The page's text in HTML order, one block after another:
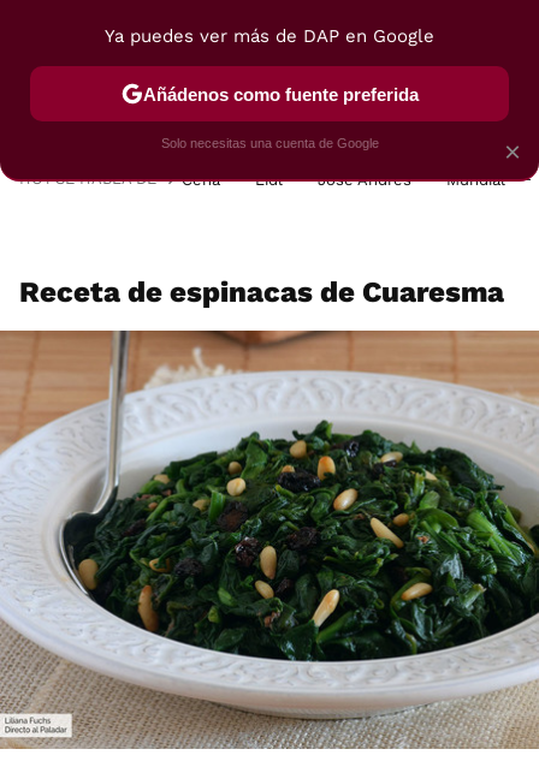
POSTRES VIAJES SELECCIÓN VEGUI
HOY SE HABLA DE Cena Lidl José Andrés Mundial
Receta de espinacas de Cuaresma
×
Ya puedes ver más de DAP en Google
Añádenos como fuente preferida
Solo necesitas una cuenta de Google